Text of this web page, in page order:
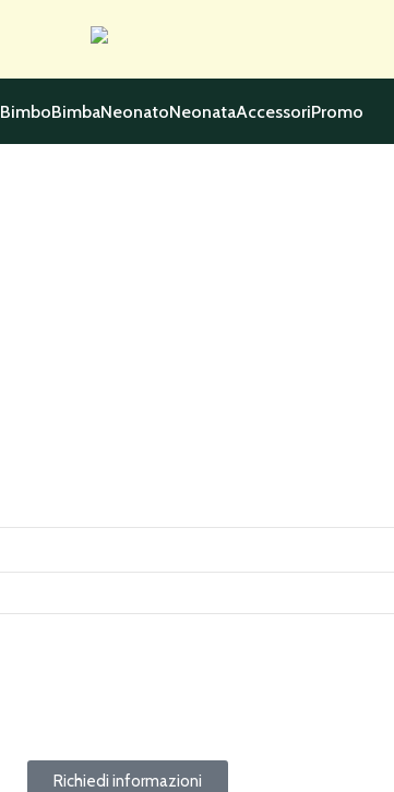
BimboBimbaNeonatoNeonataAccessoriPromo
Richiedi informazioni